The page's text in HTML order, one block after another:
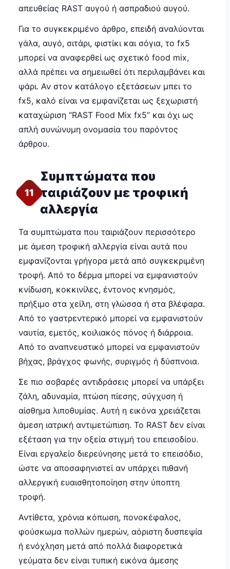
απευθείας RAST αυγού ή ασπραδιού αυγού.
Για το συγκεκριμένο άρθρο, επειδή αναλύονται
γάλα, αυγό, σιτάρι, φιστίκι και σόγια, το fx5
μπορεί να αναφερθεί ως σχετικό food mix,
αλλά πρέπει να σημειωθεί ότι περιλαμβάνει και
ψάρι. Αν στον κατάλογο εξετάσεων μπει το
fx5, καλό είναι να εμφανίζεται ως ξεχωριστή
καταχώριση “RAST Food Mix fx5” και όχι ως
απλή συνώνυμη ονομασία του παρόντος
άρθρου.
11
Συμπτώματα που
ταιριάζουν με τροφική
αλλεργία
Τα συμπτώματα που ταιριάζουν περισσότερο
με άμεση τροφική αλλεργία είναι αυτά που
εμφανίζονται γρήγορα μετά από συγκεκριμένη
τροφή. Από το δέρμα μπορεί να εμφανιστούν
κνίδωση, κοκκινίλες, έντονος κνησμός,
πρήξιμο στα χείλη, στη γλώσσα ή στα βλέφαρα.
Από το γαστρεντερικό μπορεί να εμφανιστούν
ναυτία, εμετός, κοιλιακός πόνος ή διάρροια.
Από το αναπνευστικό μπορεί να εμφανιστούν
βήχας, βράγχος φωνής, συριγμός ή δύσπνοια.
Σε πιο σοβαρές αντιδράσεις μπορεί να υπάρξει
ζάλη, αδυναμία, πτώση πίεσης, σύγχυση ή
αίσθημα λιποθυμίας. Αυτή η εικόνα χρειάζεται
άμεση ιατρική αντιμετώπιση. Το RAST δεν είναι
εξέταση για την οξεία στιγμή του επεισοδίου.
Είναι εργαλείο διερεύνησης μετά το επεισόδιο,
ώστε να αποσαφηνιστεί αν υπάρχει πιθανή
αλλεργική ευαισθητοποίηση στην ύποπτη
τροφή.
Αντίθετα, χρόνια κόπωση, πονοκέφαλος,
φούσκωμα πολλών ημερών, αόριστη δυσπεψία
ή ενόχληση μετά από πολλά διαφορετικά
γεύματα δεν είναι τυπική εικόνα άμεσης